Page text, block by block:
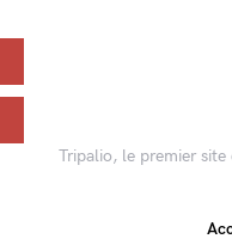
Tripalio, le premier